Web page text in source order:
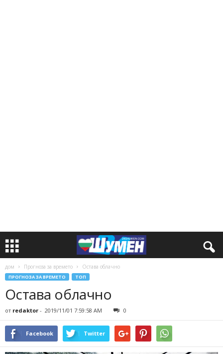
дом Прогноза за времето Остава облачно
ПРОГНОЗА ЗА ВРЕМЕТО ТОП
Остава облачно
от redaktor - 2019/11/01 7:59:58 AM 0
Facebook Twitter